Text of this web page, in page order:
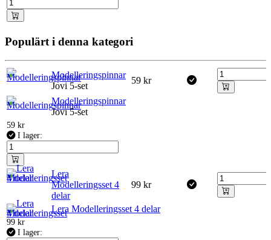
Populärt i denna kategori
Modelleringspinnar
Jovi 5-set
59 kr
Modelleringspinnar
Jovi 5-set
59 kr
I lager:
Lera
Modelleringsset 4
delar
99 kr
Lera Modelleringsset 4 delar
99 kr
I lager: